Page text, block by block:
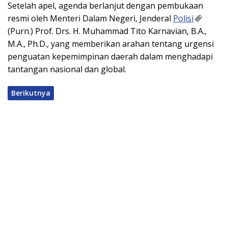
Setelah apel, agenda berlanjut dengan pembukaan
resmi oleh Menteri Dalam Negeri, Jenderal Polisi
(Purn.) Prof. Drs. H. Muhammad Tito Karnavian, B.A.,
M.A., Ph.D., yang memberikan arahan tentang urgensi
penguatan kepemimpinan daerah dalam menghadapi
tantangan nasional dan global.
Berikutnya